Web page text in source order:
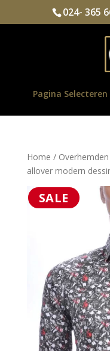
024- 365
Pagina Selecteren
Home /
allover modern
SALE